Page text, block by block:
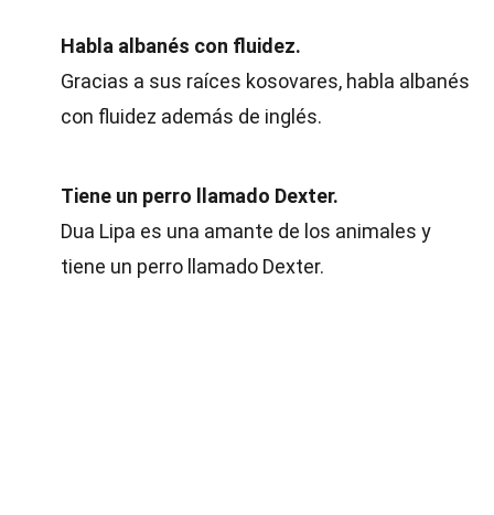
Habla albanés con fluidez.
Gracias a sus raíces kosovares, habla albanés
con fluidez además de inglés.
Tiene un perro llamado Dexter.
Dua Lipa es una amante de los animales y
tiene un perro llamado Dexter.